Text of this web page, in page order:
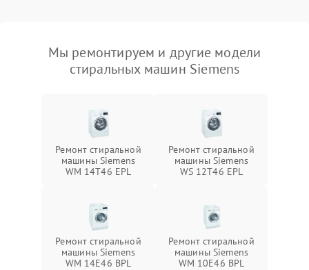
Мы ремонтируем и другие модели
стиральных машин Siemens
Ремонт стиральной
машины Siemens
WM 14T46 EPL
Ремонт стиральной
машины Siemens
WS 12T46 EPL
Ремонт стиральной
машины Siemens
WM 14E46 BPL
Ремонт стиральной
машины Siemens
WM 10E46 BPL